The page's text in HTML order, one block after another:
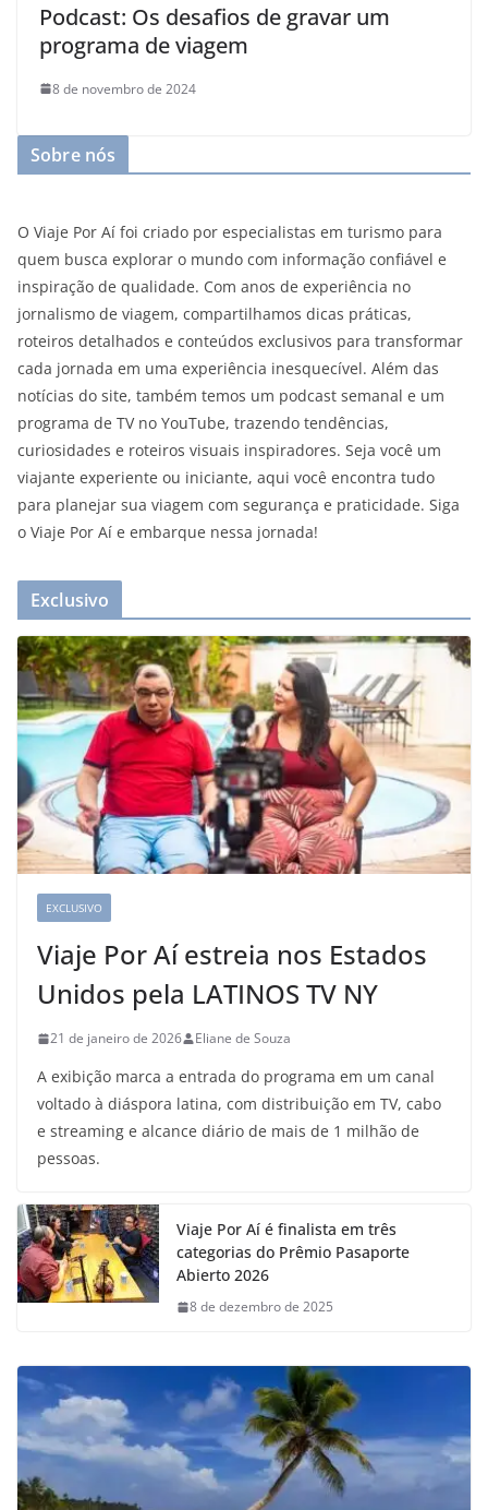
Podcast: Os desafios de gravar um
programa de viagem
8 de novembro de 2024
Sobre nós
O Viaje Por Aí foi criado por especialistas em turismo para
quem busca explorar o mundo com informação confiável e
inspiração de qualidade. Com anos de experiência no
jornalismo de viagem, compartilhamos dicas práticas,
roteiros detalhados e conteúdos exclusivos para transformar
cada jornada em uma experiência inesquecível. Além das
notícias do site, também temos um podcast semanal e um
programa de TV no YouTube, trazendo tendências,
curiosidades e roteiros visuais inspiradores. Seja você um
viajante experiente ou iniciante, aqui você encontra tudo
para planejar sua viagem com segurança e praticidade. Siga
o Viaje Por Aí e embarque nessa jornada!
Exclusivo
EXCLUSIVO
Viaje Por Aí estreia nos Estados
Unidos pela LATINOS TV NY
21 de janeiro de 2026 Eliane de Souza
A exibição marca a entrada do programa em um canal
voltado à diáspora latina, com distribuição em TV, cabo
e streaming e alcance diário de mais de 1 milhão de
pessoas.
Viaje Por Aí é finalista em três
categorias do Prêmio Pasaporte
Abierto 2026
8 de dezembro de 2025